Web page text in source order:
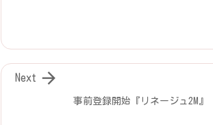
事前登録開始『リネージュ2M』

Next